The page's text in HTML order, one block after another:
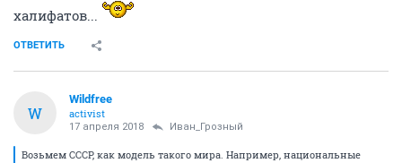
халифатов...
ОТВЕТИТЬ
W
Wildfree
activist
17 апреля 2018 Иван_Грозный
Возьмем СССР, как модель такого мира. Например, национальные